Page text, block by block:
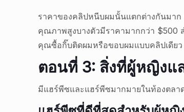
ราคาของคลิปหนีบผมนั้นแตกต่างกันมา
คุณภาพสูงบางตัวมีราคามากกว่า $500
คุณซื้อกิ๊บติดผมหรือขอบผมแบบคลิปเดียว
ตอนที่ 3: สิ่งที่ผู้หญิงแ
มีแฮร์พีซและแฮร์พีซมากมายในท้องตล